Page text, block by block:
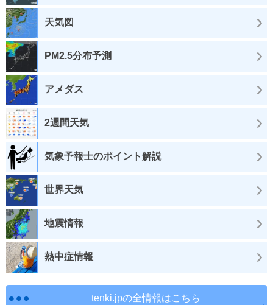
天気図
PM2.5分布予測
アメダス
2週間天気
気象予報士のポイント解説
世界天気
地震情報
熱中症情報
tenki.jpの全情報はこちら